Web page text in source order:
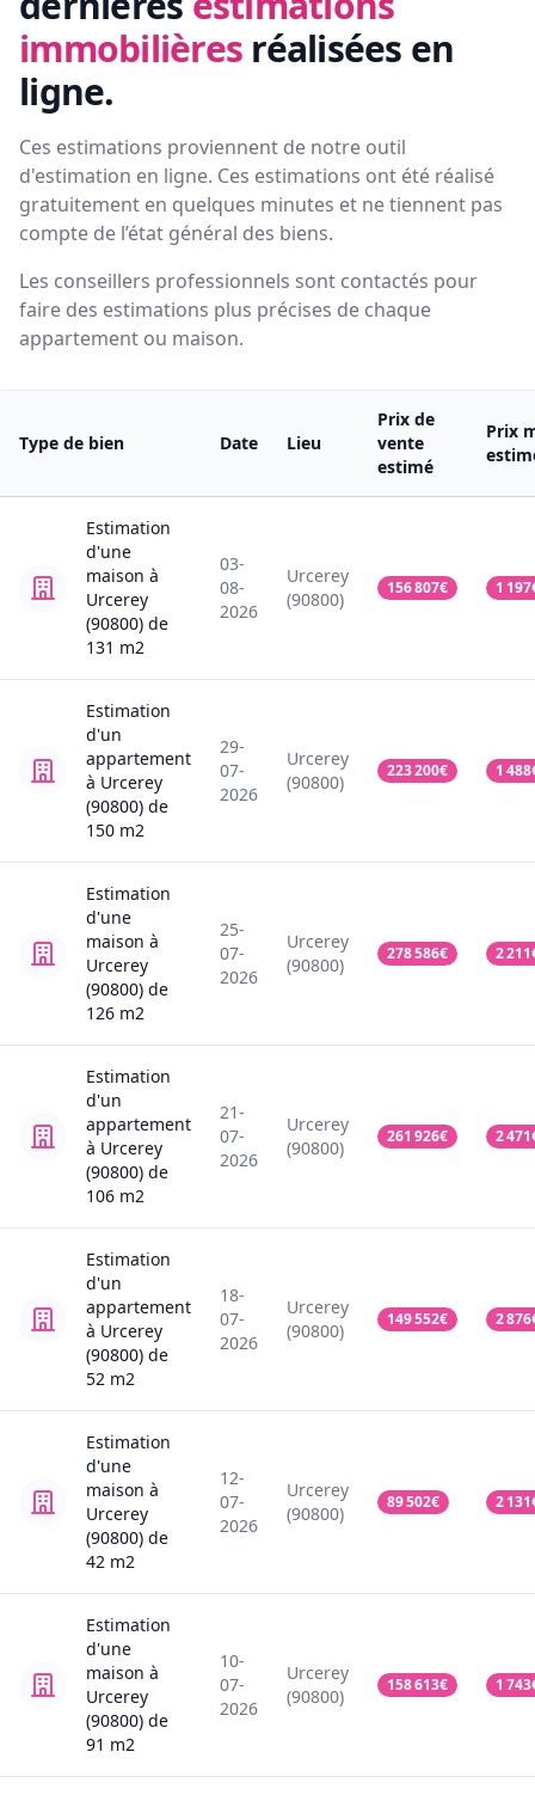
immobilières réalisées en
ligne.
Ces estimations proviennent de notre outil
d'estimation en ligne. Ces estimations ont été réalisé
gratuitement en quelques minutes et ne tiennent pas
compte de l’état général des biens.
Les conseillers professionnels sont contactés pour
faire des estimations plus précises de chaque
appartement ou maison.
Type de bien Date Lieu
Prix de
vente
estimé
Prix
Estimation
d'une
maison à
Urcerey
(90800) de
131 m2
03-
08-
2026
Urcerey
(90800)
156 807€ 1 197
Estimation
d'un
appartement
à Urcerey
(90800) de
150 m2
29-
07-
2026
Urcerey
(90800)
223 200€ 1 488
Estimation
d'une
maison à
Urcerey
(90800) de
126 m2
25-
07-
2026
Urcerey
(90800)
278 586€ 2 211
Estimation
d'un
appartement
à Urcerey
(90800) de
106 m2
21-
07-
2026
Urcerey
(90800)
261 926€ 2 471
Estimation
d'un
appartement
à Urcerey
(90800) de
52 m2
18-
07-
2026
Urcerey
(90800)
149 552€ 2 876
Estimation
d'une
maison à
Urcerey
(90800) de
42 m2
12-
07-
2026
Urcerey
(90800)
89 502€ 2 131
Estimation
d'une
maison à
Urcerey
(90800) de
91 m2
10-
07-
2026
Urcerey
(90800)
158 613€ 1 743